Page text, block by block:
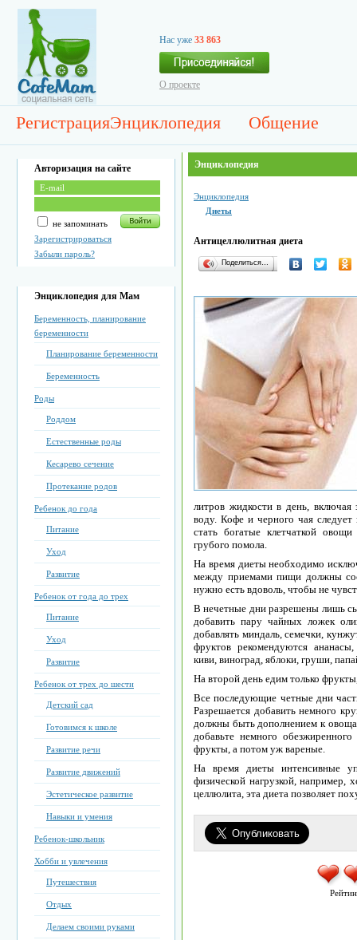
Нас уже 33 863
О проекте
РегистрацияЭнциклопедия Общение
Авторизация на сайте
не запоминать
Зарегистрироваться
Забыли пароль?
Энциклопедия для Мам
Беременность, планирование
беременности
Планирование беременности
Беременность
Роды
Роддом
Естественные роды
Кесарево сечение
Протекание родов
Ребенок до года
Питание
Уход
Развитие
Ребенок от года до трех
Питание
Уход
Развитие
Ребенок от трех до шести
Детский сад
Готовимся к школе
Развитие речи
Развитие движений
Эстетическое развитие
Навыки и умения
Ребенок-школьник
Хобби и увлечения
Путешествия
Отдых
Делаем своими руками
Энциклопедия
Энциклопедия
Диеты
Антицеллюлитная диета
Поделиться…
литров жидкости в день,
воду. Кофе и черного чая
стать богатые клетчаткой
грубого помола.
На время диеты необходимо
между приемами пищи должны
нужно есть вдоволь, чтобы не
В нечетные дни разрешены лишь
добавить пару чайных ложек
добавлять миндаль, семечки,
фруктов рекомендуются
киви, виноград, яблоки, груши,
На второй день едим только
Все последующие четные дни
Разрешается добавить немного
должны быть дополнением к
добавьте немного
фрукты, а потом уж вареные.
На время диеты интенсивные
физической нагрузкой, например,
целлюлита, эта диета позволяет